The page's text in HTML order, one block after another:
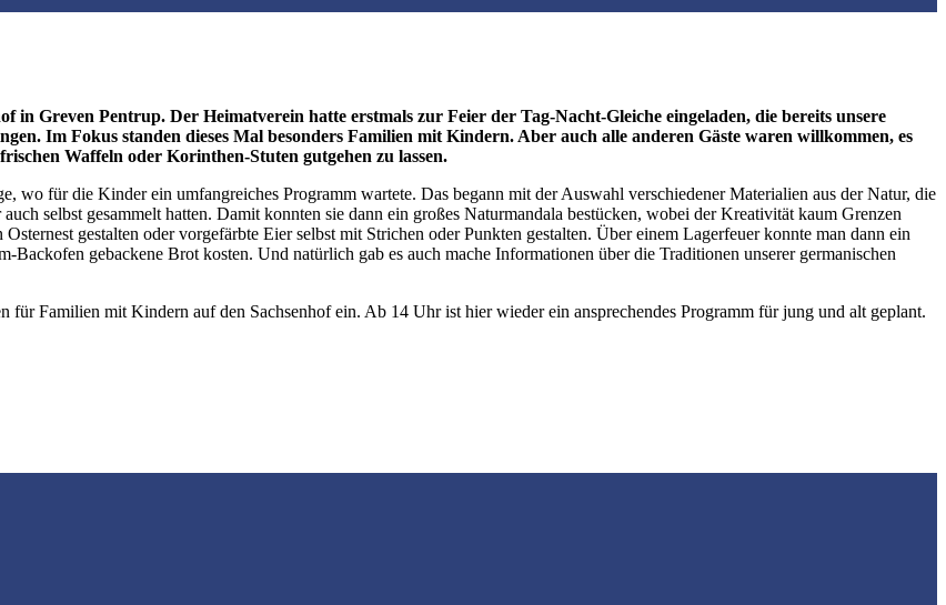
in Greven Pentrup. Der Heimatverein hatte erstmals zur Feier der Tag-Nacht-Gleiche eingeladen, die bereits unsere
Im Fokus standen dieses Mal besonders Familien mit Kindern. Aber auch alle anderen Gäste waren willkommen, es
Waffeln oder Korinthen-Stuten gutgehen zu lassen.
wo für die Kinder ein umfangreiches Programm wartete. Das begann mit der Auswahl verschiedener Materialien aus der Natur, die
selbst gesammelt hatten. Damit konnten sie dann ein großes Naturmandala bestücken, wobei der Kreativität kaum Grenzen
gestalten oder vorgefärbte Eier selbst mit Strichen oder Punkten gestalten. Über einem Lagerfeuer konnte man dann ein
gebackene Brot kosten. Und natürlich gab es auch mache Informationen über die Traditionen unserer germanischen
für Familien mit Kindern auf den Sachsenhof ein. Ab 14 Uhr ist hier wieder ein ansprechendes Programm für jung und alt geplant.